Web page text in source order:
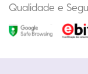
Qualidade e